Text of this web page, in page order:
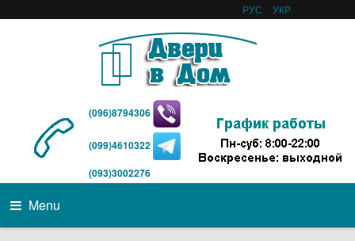
РУС УКР
(096)8794306
(099)4610322
(093)3002276
Menu